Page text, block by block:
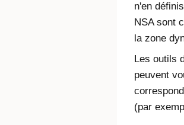
n'en
NSA sont
la zone
Les outils
peuvent
(par